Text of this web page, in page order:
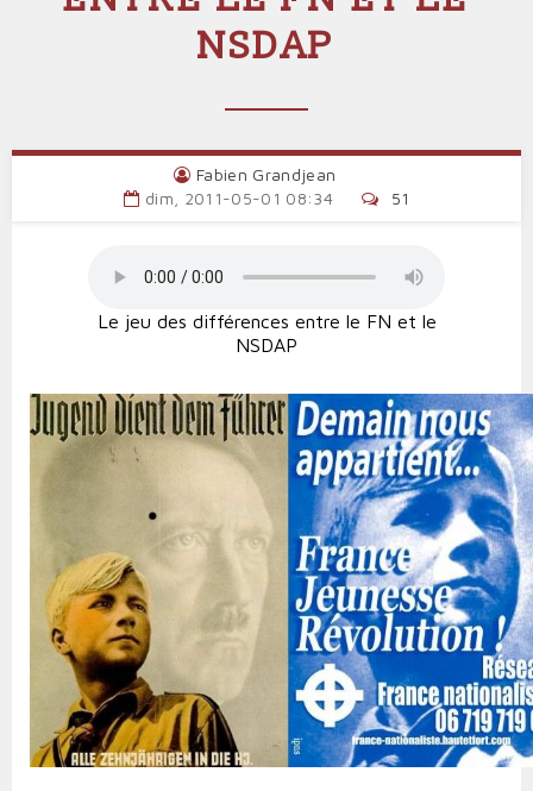
NSDAP
Fabien Grandjean
dim, 2011-05-01 08:34
51
Le jeu des différences entre le FN et le
NSDAP